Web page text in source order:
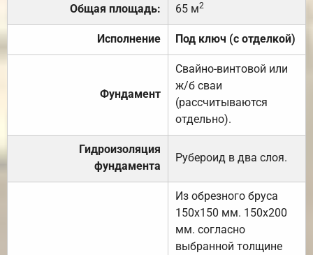
Общая площадь: 65 м2
Исполнение Под ключ (с отделкой)
Фундамент
Свайно-винтовой или
ж/б сваи
(рассчитываются
отдельно).
Гидроизоляция
фундамента
Рубероид в два слоя.
Из обрезного бруса
150х150 мм. 150х200
мм. согласно
выбранной толщине